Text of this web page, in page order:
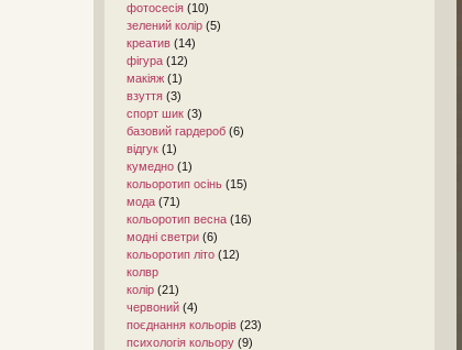
фотосесія (10)
зелений колір (5)
креатив (14)
фігура (12)
макіяж (1)
взуття (3)
спорт шик (3)
базовий гардероб (6)
відгук (1)
кумедно (1)
кольоротип осінь (15)
мода (71)
кольоротип весна (16)
модні светри (6)
кольоротип літо (12)
колвр
колір (21)
червоний (4)
поєднання кольорів (23)
психологія кольору (9)